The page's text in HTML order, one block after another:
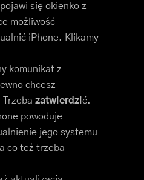
się okienko z
możliwość
iPhone. Klikamy
komunikat z
chcesz
zatwierdzić.
powoduje
jego systemu
co też trzeba